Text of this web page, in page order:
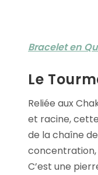
Bracelet en
Le
Reliée aux
et racine,
de la chaîne
concentration,
C’est une